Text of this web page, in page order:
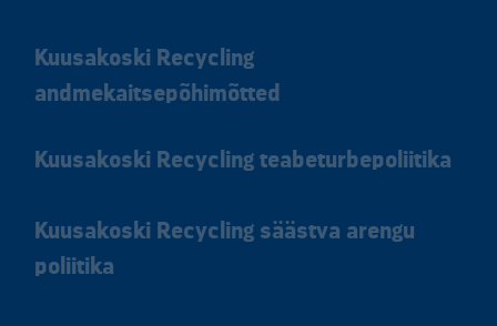
Kuusakoski Recycling
andmekaitsepõhimõtted
Kuusakoski Recycling teabeturbepoliitika
Kuusakoski Recycling säästva arengu
poliitika